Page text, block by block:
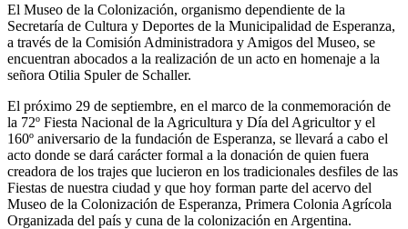
El Museo de la Colonización, organismo dependiente de la
Secretaría de Cultura y Deportes de la Municipalidad de Esperanza,
a través de la Comisión Administradora y Amigos del Museo, se
encuentran abocados a la realización de un acto en homenaje a la
señora Otilia Spuler de Schaller.
El próximo 29 de septiembre, en el marco de la conmemoración de
la 72º Fiesta Nacional de la Agricultura y Día del Agricultor y el
160º aniversario de la fundación de Esperanza, se llevará a cabo el
acto donde se dará carácter formal a la donación de quien fuera
creadora de los trajes que lucieron en los tradicionales desfiles de las
Fiestas de nuestra ciudad y que hoy forman parte del acervo del
Museo de la Colonización de Esperanza, Primera Colonia Agrícola
Organizada del país y cuna de la colonización en Argentina.